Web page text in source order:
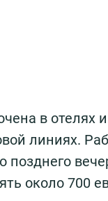
в отелях
линиях.
позднего
около 700